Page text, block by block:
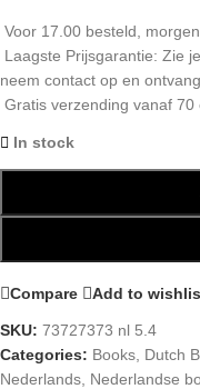
Voor 17.00 besteld,
Laagste Prijsgarantie: Zie
neem contact op en
Gratis verzending vanaf
In stock
Compare Add to
SKU: 73727373 nl 5.4
Categories: Books Dutch
Nederlands Nederlandse